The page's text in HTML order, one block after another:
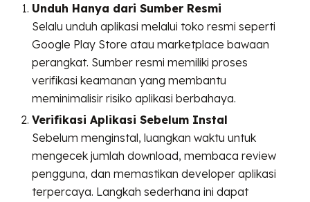
Unduh Hanya dari Sumber Resmi
Selalu unduh aplikasi melalui toko resmi seperti
Google Play Store atau marketplace bawaan
perangkat. Sumber resmi memiliki proses
verifikasi keamanan yang membantu
meminimalisir risiko aplikasi berbahaya.
Verifikasi Aplikasi Sebelum Instal
Sebelum menginstal, luangkan waktu untuk
mengecek jumlah download, membaca review
pengguna, dan memastikan developer aplikasi
terpercaya. Langkah sederhana ini dapat